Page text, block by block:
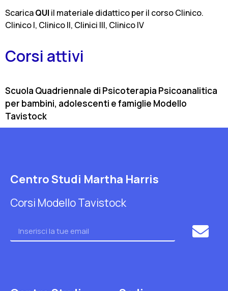
ScaricaQUI il materiale didattico per il corso Clinico.
Clinico I, Clinico II, Clinici III, Clinico IV
Corsi attivi
Scuola Quadriennale di Psicoterapia Psicoanalitica
per bambini, adolescenti e famiglie Modello
Tavistock
Centro Studi Martha Harris
Corsi Modello Tavistock